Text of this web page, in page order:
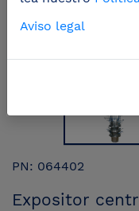
PN: 064402
Expositor
Aviso legal